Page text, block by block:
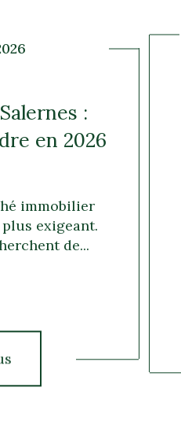
:
en 2026
immobilier
exigeant.
de...